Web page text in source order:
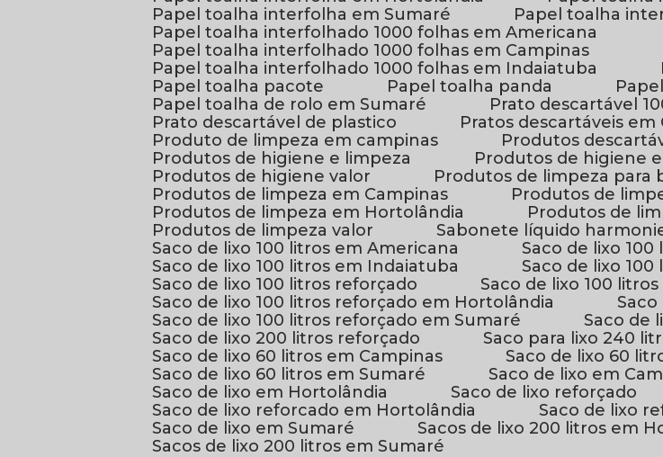
Papel toalha interfolha em Sumaré
Papel toalha
Papel toalha interfolhado 1000 folhas em Americana
Papel toalha interfolhado 1000 folhas em Campinas
Papel toalha interfolhado 1000 folhas em Indaiatuba
Papel toalha pacote
Papel toalha panda
Papel toalha de rolo em Sumaré
Prato descartável
Prato descartável de plastico
Pratos descartáveis
Produto de limpeza em campinas
Produtos
Produtos de higiene e limpeza
Produtos de higiene
Produtos de higiene valor
Produtos de limpeza para
Produtos de limpeza em Campinas
Produtos de
Produtos de limpeza em Hortolândia
Produtos de
Produtos de limpeza valor
Sabonete líquido
Saco de lixo 100 litros em Americana
Saco de lixo
Saco de lixo 100 litros em Indaiatuba
Saco de lixo
Saco de lixo 100 litros reforçado
Saco de lixo 100
Saco de lixo 100 litros reforçado em Hortolândia
Saco de lixo 100 litros reforçado em Sumaré
Saco
Saco de lixo 200 litros reforçado
Saco para lixo 240
Saco de lixo 60 litros em Campinas
Saco de lixo 60
Saco de lixo 60 litros em Sumaré
Saco de lixo em
Saco de lixo em Hortolândia
Saco de lixo reforçado
Saco de lixo reforcado em Hortolândia
Saco de lixo
Saco de lixo em Sumaré
Sacos de lixo 200 litros em
Sacos de lixo 200 litros em Sumaré